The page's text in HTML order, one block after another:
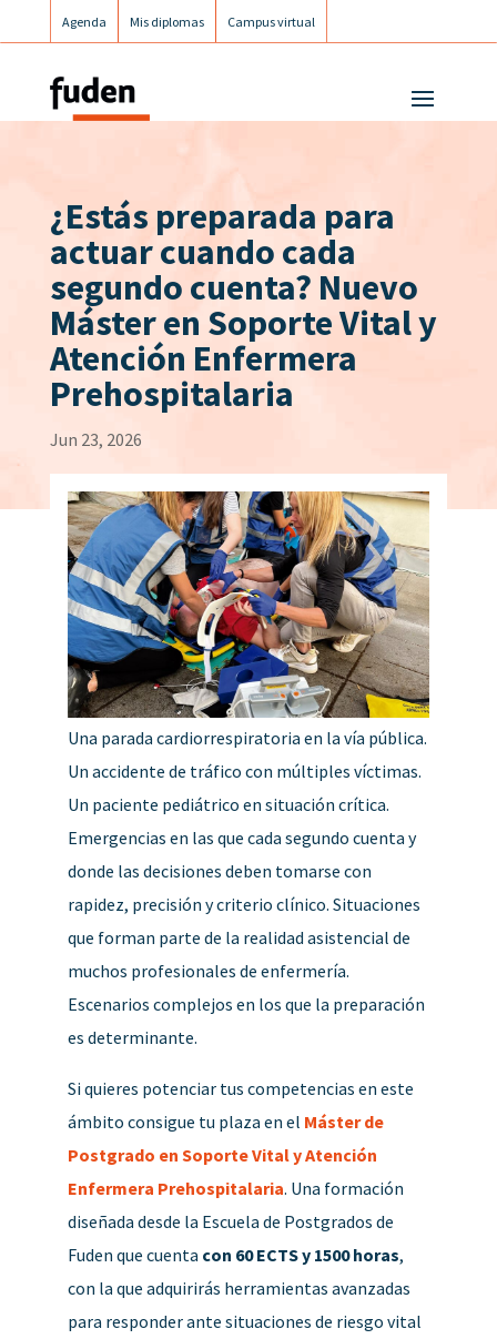
Agenda Mis diplomas Campus virtual
¿Estás preparada para
actuar cuando cada
segundo cuenta? Nuevo
Máster en Soporte Vital y
Atención Enfermera
Prehospitalaria
Jun 23, 2026
Una parada cardiorrespiratoria en la vía pública.
Un accidente de tráfico con múltiples víctimas.
Un paciente pediátrico en situación crítica.
Emergencias en las que cada segundo cuenta y
donde las decisiones deben tomarse con
rapidez, precisión y criterio clínico. Situaciones
que forman parte de la realidad asistencial de
muchos profesionales de enfermería.
Escenarios complejos en los que la preparación
es determinante.
Si quieres potenciar tus competencias en este
ámbito consigue tu plaza en el Máster de
Postgrado en Soporte Vital y Atención
Enfermera Prehospitalaria. Una formación
diseñada desde la Escuela de Postgrados de
Fuden que cuenta con 60 ECTS y 1500 horas,
con la que adquirirás herramientas avanzadas
para responder ante situaciones de riesgo vital